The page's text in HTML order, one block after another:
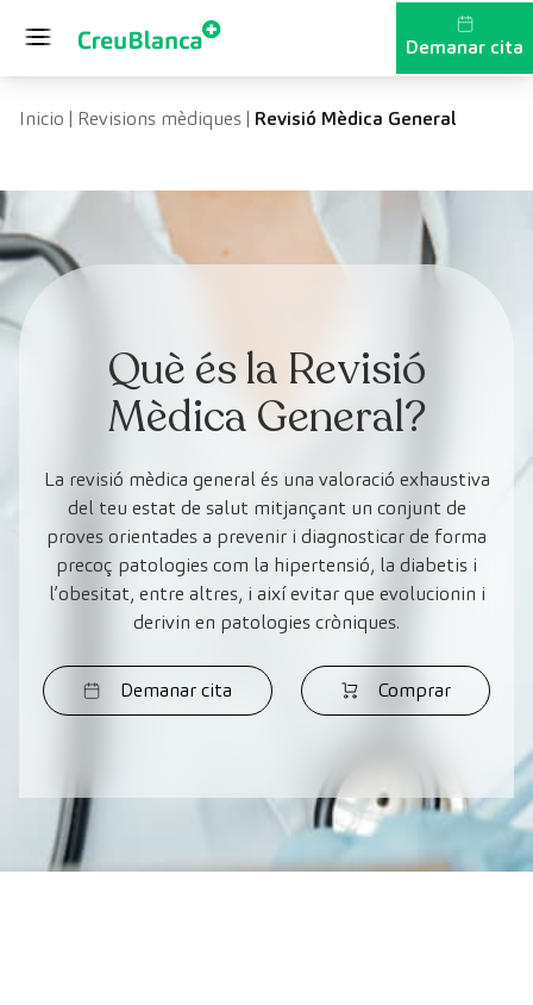
Demanar cita
Inicio | Revisions mèdiques| Revisió Mèdica General
Què és la Revisió
Mèdica General?
La revisió mèdica general és una valoració exhaustiva
del teu estat de salut mitjançant un conjunt de
proves orientades a prevenir i diagnosticar de forma
precoç patologies com la hipertensió, la diabetis i
l’obesitat, entre altres, i així evitar que evolucionin i
derivin en patologies cròniques.
Demanar cita Comprar